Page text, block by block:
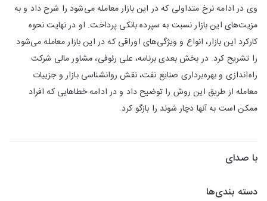
وی در ادامه نرخ متداولی که در این بازار معامله می‌شود را شرح داد و به
مزیت‌های این بازار نسبت به سپرده بانکی پرداخت. او در نهایت نحوه
کارکرد این بازار، انواع و ویژگی‌های اوراقی که در این بازار معامله می‌شود
را تشریح کرد. در بخش بعدی برنامه، علی رئوفی، مشاور مالی شرکت
راه‌اندازی و بهره‌برداری صنایع نفت، نقش روانشناسی بازار و جزییات
معامله از طریق این روش را توضیح داد و در ادامه خطاهایی که افراد
ممکن است به آنها دچار شوند را بازگو کرد.
با صدای
دسته بندی‌ها